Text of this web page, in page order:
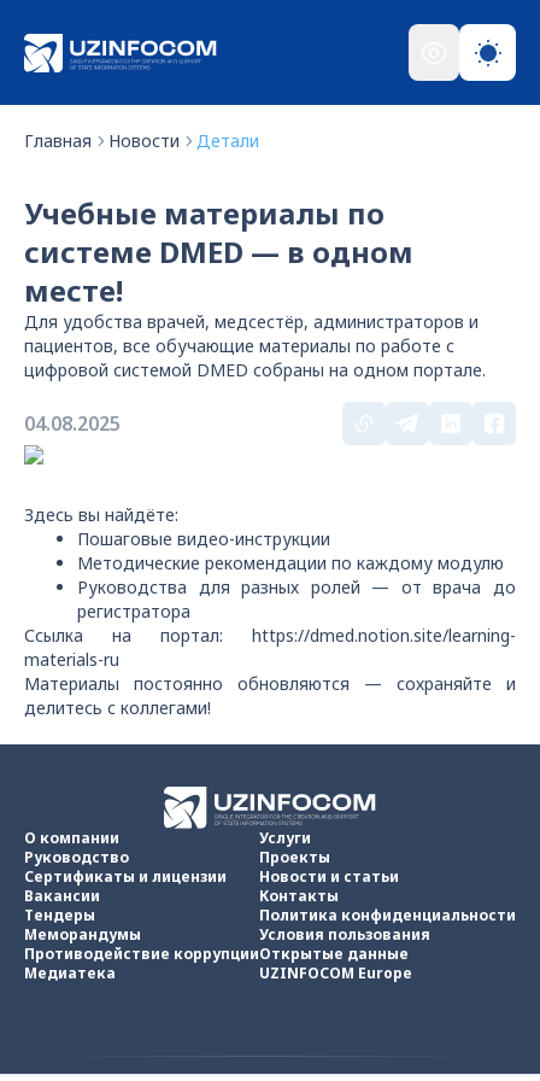
Главная Новости Детали
Учебные материалы по
системе DMED — в одном
месте!
Для удобства врачей, медсестёр, администраторов и
пациентов, все обучающие материалы по работе с
цифровой системой DMED собраны на одном портале.
04.08.2025
Здесь вы найдёте:
Пошаговые видео-инструкции
Методические рекомендации по каждому модулю
Руководства для разных ролей — от врача до
регистратора
Ссылка на портал: https://dmed.notion.site/learning-
materials-ru
Материалы постоянно обновляются — сохраняйте и
делитесь с коллегами!
О компании
Руководство
Сертификаты и лицензии
Вакансии
Тендеры
Меморандумы
Противодействие коррупции
Медиатека
Услуги
Проекты
Новости и статьи
Контакты
Политика конфиденциальности
Условия пользования
Открытые данные
UZINFOCOM Europe